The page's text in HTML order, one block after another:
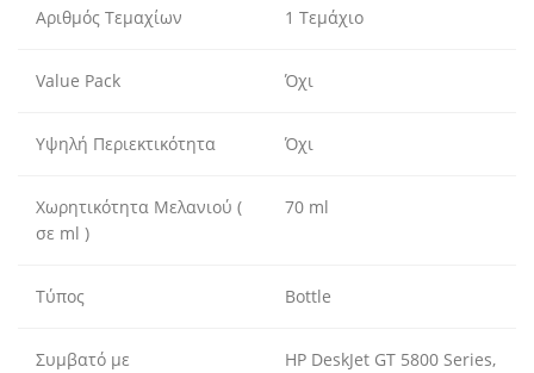
Αριθμός Τεμαχίων 1 Τεμάχιο
Value Pack Όχι
Υψηλή Περιεκτικότητα Όχι
Χωρητικότητα Μελανιού (
σε ml )
70 ml
Τύπος Bottle
Συμβατό με
HP DeskJet GT 5800 Series,